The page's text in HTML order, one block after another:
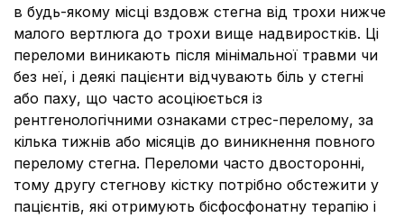
в будь-якому місці вздовж стегна від трохи нижче
малого вертлюга до трохи вище надвиростків. Ці
переломи виникають після мінімальної травми чи
без неї, і деякі пацієнти відчувають біль у стегні
або паху, що часто асоціюється із
рентгенологічними ознаками стрес-перелому, за
кілька тижнів або місяців до виникнення повного
перелому стегна. Переломи часто двосторонні,
тому другу стегнову кістку потрібно обстежити у
пацієнтів, які отримують бісфосфонатну терапію і